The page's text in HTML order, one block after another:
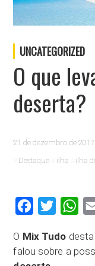
UNCATEGORIZED
O que
deserta?
21 de dezembro de 2017
Destaque
ilha ilha
FacebookTwitter
O Mix Tudo
falou sobre a